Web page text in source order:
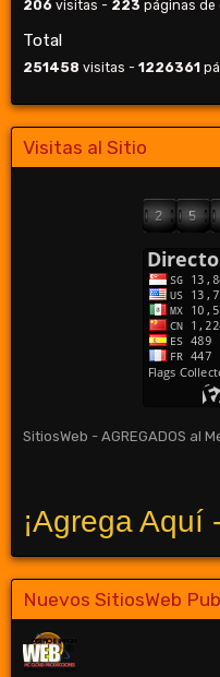
206 visitas - 223 páginas
Total
251458 visitas - 1226361
Visitas al Sitio
SitiosWeb - AGREGADOS al
¡Agrega Aquí
Nuevos SitiosWeb